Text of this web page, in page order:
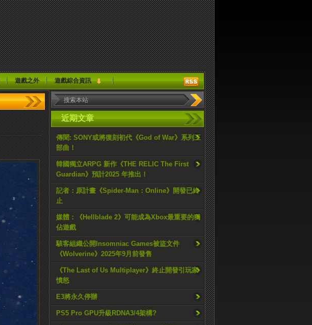
遊戲之外 遊戲綜合資訊
近期文章
傳聞: SONY或將復刻初代《God of War》系列三
部曲！
韓國獨立ARPG 新作《THE RELIC The First
Guardian》預計2025 年推出！
記者：原計畫《Spider-Man：Online》開發已終
止
媒體：《Hellblade 2》可能成為Xbox最重要的獨
佔遊戲
駭客組織公開Insomniac Games被盜文件
《Wolverine》2025年9月前發售
《The Last of Us Multiplayer》終止開發引玩家
憤怒
E3將永久停辦
PS5 Pro GPU升級RDNA3/4架構?